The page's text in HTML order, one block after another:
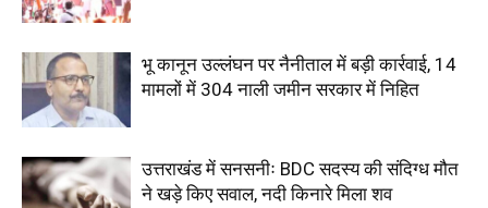
भू कानून उल्लंघन पर नैनीताल में बड़ी कार्रवाई, 14
मामलों में 304 नाली जमीन सरकार में निहित
उत्तराखंड में सनसनीः BDC सदस्य की संदिग्ध मौत
ने खड़े किए सवाल, नदी किनारे मिला शव